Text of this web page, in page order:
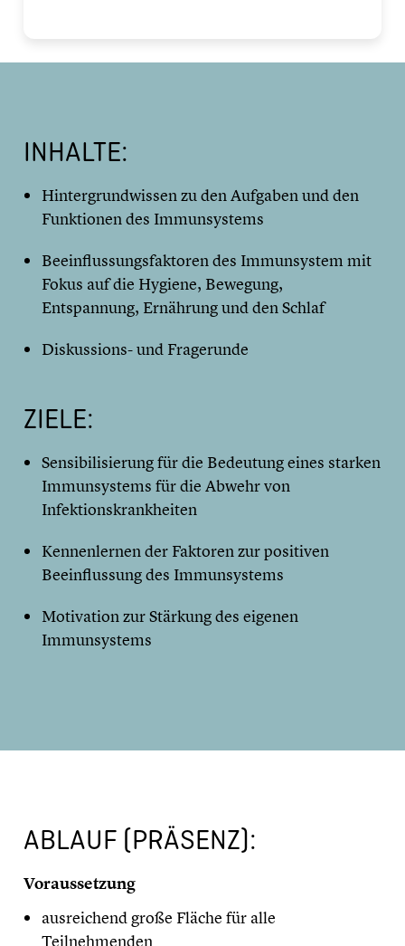
INHALTE:
Hintergrundwissen zu den Aufgaben und den
Funktionen des Immunsystems
Beeinflussungsfaktoren des Immunsystem mit
Fokus auf die Hygiene, Bewegung,
Entspannung, Ernährung und den Schlaf
Diskussions- und Fragerunde
ZIELE:
Sensibilisierung für die Bedeutung eines starken
Immunsystems für die Abwehr von
Infektionskrankheiten
Kennenlernen der Faktoren zur positiven
Beeinflussung des Immunsystems
Motivation zur Stärkung des eigenen
Immunsystems
ABLAUF (PRÄSENZ):
Voraussetzung
ausreichend große Fläche für alle
Teilnehmenden